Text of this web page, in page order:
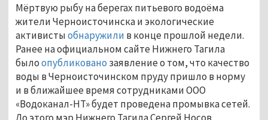
Мёртвую рыбу на берегах питьевого водоёма
жители Черноисточинска и экологические
активистыобнаружили в конце прошлой недели.
Ранее на официальном сайте Нижнего Тагила
былоопубликовано заявление о том, что качество
воды в Черноисточинском пруду пришло в норму
и в ближайшее время сотрудниками ООО
«Водоканал-НТ» будет проведена промывка сетей.